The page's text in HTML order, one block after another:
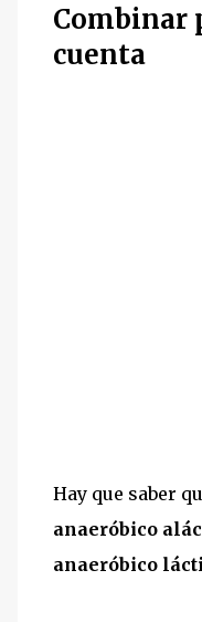
Combinar
cuenta
Hay que saber
anaeróbico
anaeróbico